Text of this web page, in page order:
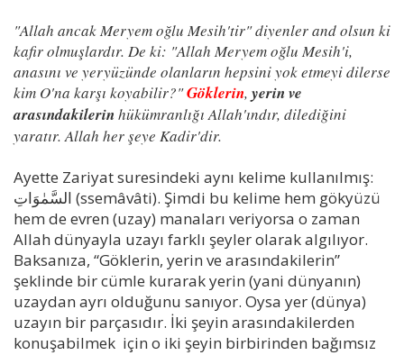
"Allah ancak Meryem oğlu Mesih'tir" diyenler and olsun ki
kafir olmuşlardır. De ki: "Allah Meryem oğlu Mesih'i,
anasını ve yeryüzünde olanların hepsini yok etmeyi dilerse
kim O'na karşı koyabilir?"Göklerin, yerin ve
arasındakilerin hükümranlığı Allah'ındır, dilediğini
yaratır. Allah her şeye Kadir'dir.
Ayette Zariyat suresindeki aynı kelime kullanılmış:
السَّمٰوَاتِ (ssemâvâti). Şimdi bu kelime hem gökyüzü
hem de evren (uzay) manaları veriyorsa o zaman
Allah dünyayla uzayı farklı şeyler olarak algılıyor.
Baksanıza, “Göklerin, yerin ve arasındakilerin”
şeklinde bir cümle kurarak yerin (yani dünyanın)
uzaydan ayrı olduğunu sanıyor. Oysa yer (dünya)
uzayın bir parçasıdır. İki şeyin arasındakilerden
konuşabilmek için o iki şeyin birbirinden bağımsız